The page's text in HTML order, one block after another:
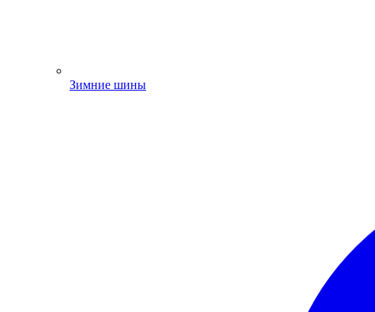
Зимние шины